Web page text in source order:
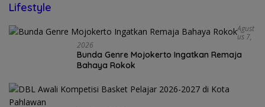
Lifestyle
Agust
Us 7,
2026
Bunda Genre Mojokerto Ingatkan Remaja
Bahaya Rokok